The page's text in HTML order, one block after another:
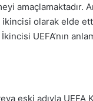
ikincisi olarak elde
UEFA’nın
eski adıyla UEFA